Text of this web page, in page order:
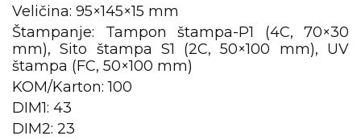
SUBLIMACIJA
CRICKET UPALJAČI
ŠIBICA
JAKNE I PRSLUCI
Veličina: 95×145×15 mm
Štampanje: Tampon štampa-P1 (4C, 70×30
mm), Sito štampa S1 (2C, 50×100 mm), UV
štampa (FC, 50×100 mm)
KOM/Karton: 100
DIM1: 43
DIM2: 23